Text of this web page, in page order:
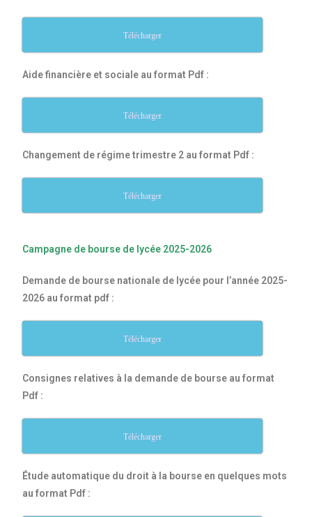
Télécharger
Aide financière et sociale au format Pdf :
Télécharger
Changement de régime trimestre 2 au format Pdf :
Télécharger
Campagne de bourse de lycée 2025-2026
Demande de bourse nationale de lycée pour l’année 2025-
2026 au format pdf :
Télécharger
Consignes relatives à la demande de bourse au format
Pdf :
Télécharger
Étude automatique du droit à la bourse en quelques mots
au format Pdf :